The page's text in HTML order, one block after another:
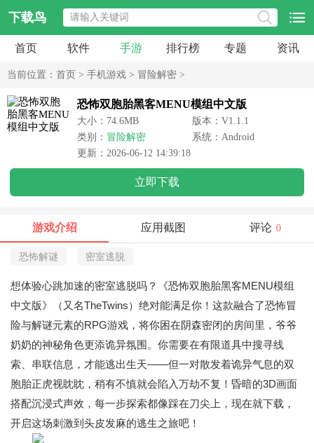
下载鸟
首页 软件 手游 排行榜 专题 资讯
当前位置： 首页 > 手机游戏 > 冒险解密 >
恐怖双胞胎黑客MENU模组中文版
大小：74.6MB
版本：V1.1.1
类别： 冒险解密
系统：Android
更新：2026-06-12 14:39:18
立即下载
游戏介绍 应用截图 评论 0
恐怖解谜 密室逃脱
想体验心跳加速的密室逃脱吗？《恐怖双胞胎黑客MENU模组
中文版》（又名TheTwins）绝对能满足你！这款融合了恐怖冒
险与解谜元素的RPG游戏，将你困在阴森密闭的房间里，爷爷
奶奶的神秘角色更添诡异氛围。你需要在有限道具中搜寻线
索、串联信息，才能逃出生天——但一对散发着诡异气息的双
胞胎正虎视眈眈，稍有不慎就会陷入万劫不复！昏暗的3D画面
搭配沉浸式声效，每一步探索都像踩在刀尖上，现在就下载，
开启这场刺激到头皮发麻的逃生之旅吧！